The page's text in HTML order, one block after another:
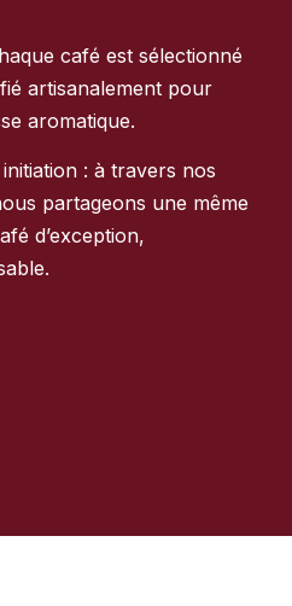
café est sélectionné
artisanalement pour
aromatique.
: à travers nos
partageons une même
d’exception,